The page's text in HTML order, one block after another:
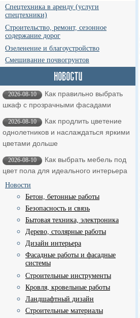
Спецтехника в аренду (услуги
спецтехники)
Строительство, ремонт, сезонное
содержание дорог
Озеленение и благоустройство
Смешивание почвогрунтов
2026-08-10
Как правильно выбрать
шкаф с прозрачными фасадами
2026-08-10
Как продлить цветение
однолетников и наслаждаться яркими
цветами дольше
2026-08-10
Как выбрать мебель под
цвет пола для идеального интерьера
Новости
Бетон, бетонные работы
Безопасность и связь
Бытовая техника, электроника
Дерево, столярные работы
Дизайн интерьера
Фасадные работы и фасадные
системы
Строительные инструменты
Кровля, кровельные работы
Ландшафтный дизайн
Строительные материалы